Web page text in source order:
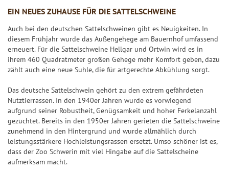
n
z
G
l
ü
c
k
s
z
a
h
e
l
p
l
a
EIN NEUES ZUHAUSE FÜR DIE SATTELSCHWEINE
Auch bei den deutschen Sattelschweinen gibt es Neuigkeiten. In
diesem Frühjahr wurde das Außengehege am Bauernhof umfassend
erneuert. Für die Sattelschweine Hellgar und Ortwin wird es in
ihrem 460 Quadratmeter großen Gehege mehr Komfort geben, dazu
zählt auch eine neue Suhle, die für artgerechte Abkühlung sorgt.
Das deutsche Sattelschwein gehört zu den extrem gefährdeten
Nutztierrassen. In den 1940er Jahren wurde es vorwiegend
aufgrund seiner Robustheit, Genügsamkeit und hoher Ferkelanzahl
gezüchtet. Bereits in den 1950er Jahren gerieten die Sattelschweine
zunehmend in den Hintergrund und wurde allmählich durch
leistungsstärkere Hochleistungsrassen ersetzt. Umso schöner ist es,
dass der Zoo Schwerin mit viel Hingabe auf die Sattelscheine
aufmerksam macht.